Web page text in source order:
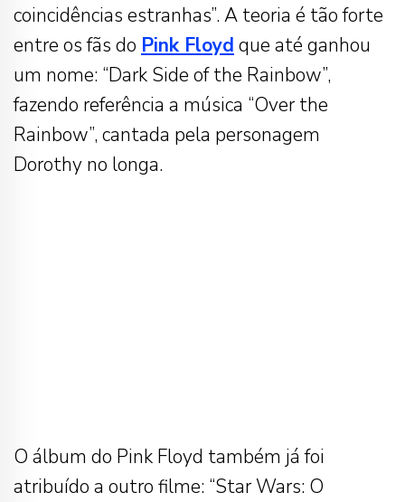
coincidências estranhas”. A teoria é tão forte
entre os fãs do Pink Floyd que até ganhou
um nome: “Dark Side of the Rainbow”,
fazendo referência a música “Over the
Rainbow”, cantada pela personagem
Dorothy no longa.
O álbum do Pink Floyd também já foi
atribuído a outro filme: “Star Wars: O